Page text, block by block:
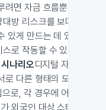
면 자금 흐름뿐 아니라
방 리스크를 보다 일관된
있게 만드는 데 있다. 거
로 작동할 수 있다. 금융
나리오디지털 자산 도입
다른 형태의 도입을 검
로, 각 경우에 어떤 과제
외국인 대상 스테이블코